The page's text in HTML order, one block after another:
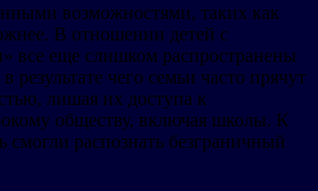
возможностями, таких как
В отношении детей с
все еще слишком распространены
результате чего семьи часто прячут
лишая их доступа к
обществу, включая школы. К
смогли распознать безграничный